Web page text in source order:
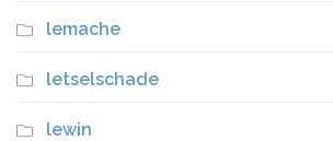
lemache
letselschade
lewin